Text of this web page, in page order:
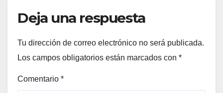
Deja una respuesta
Tu dirección de correo electrónico no será publicada.
Los campos obligatorios están marcados con *
Comentario *